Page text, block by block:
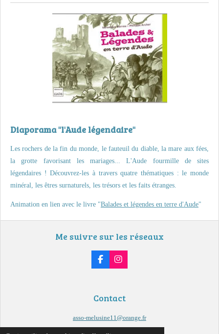
Diaporama "l'Aude légendaire"
Les rochers de la fin du monde, le fauteuil du diable, la mare aux fées,
la grotte favorisant les mariages... L'Aude fourmille de sites
légendaires ! Découvrez-les à travers quatre thématiques : le monde
minéral, les êtres surnaturels, les trésors et les faits étranges.
Animation en lien avec le livre "Balades et légendes en terre d'Aude"
Me suivre sur les réseaux
F
a
o
k
I
n
g
a
Contact
asso-melusine11@orange.fr